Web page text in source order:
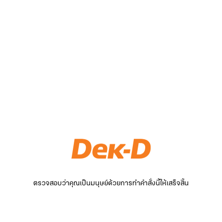
ตรวจสอบว่าคุณเป็นมนุษย์ด้วยการทำคำสั่งนี้ให้เสร็จสิ้น